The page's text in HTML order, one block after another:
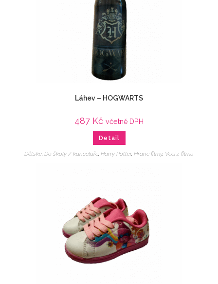
Láhev – HOGWARTS
487 Kč včetně DPH
Detail
Dětské, Do školy / kanceláře, Harry Potter, Hrané filmy, Veci z filmu